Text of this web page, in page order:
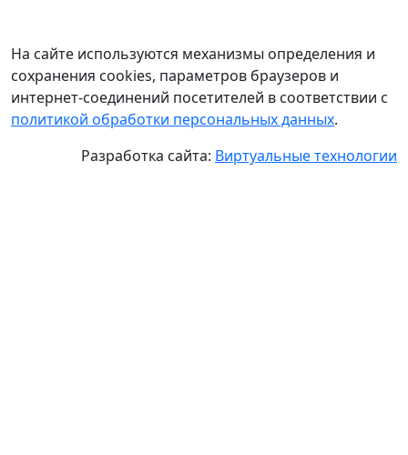
На сайте используются механизмы определения и
сохранения cookies, параметров браузеров и
интернет-соединений посетителей в соответствии с
политикой обработки персональных данных.
Разработка сайта: Виртуальные технологии